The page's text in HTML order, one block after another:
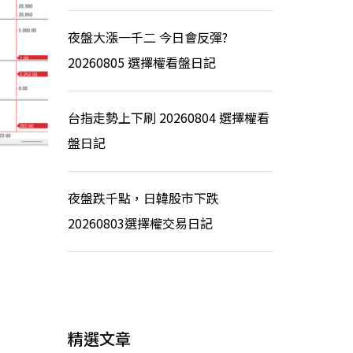
夜盤大漲一千二 今日會反彈?
20260805 選擇權看盤日記
台指走勢上下刷 20260804 選擇權看
盤日記
夜盤跌千點，日韓股市下跌
20260803選擇權交易日記
精選文章